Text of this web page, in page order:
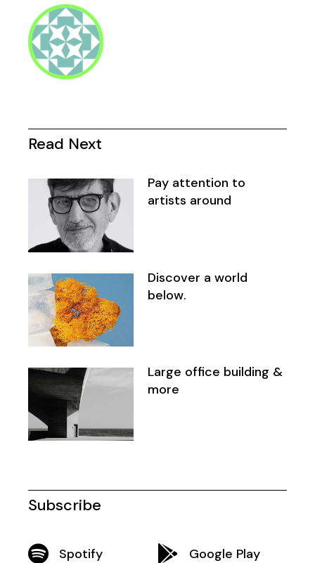
Read Next
Pay attention to
artists around
Discover a world
below.
Large office building &
more
Subscribe
Spotify Google Play